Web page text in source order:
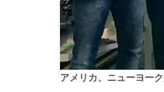
アメリカ、ニューヨーク